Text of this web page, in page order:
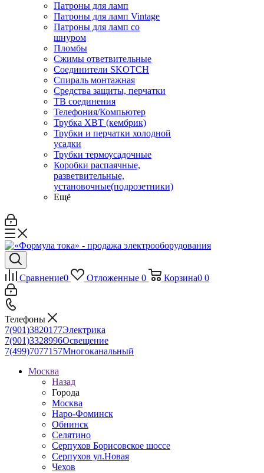
Патроны для ламп
Патроны для ламп Vintage
Патроны для ламп со
шнуром
Пломбы
Сжимы ответвительные
Соединители SKOTCH
Спираль монтажная
Средства защиты, перчатки
ТВ соединения
Телефония/Компьютер
Трубка ХВТ (кембрик)
Трубки и перчатки холодной
усадки
Трубки термоусадочные
Коробки распаячные,
разветвительные,
установочные(подрозетники)
Ещё
Сравнение0 Отложенные 0 Корзина0 0
Телефоны
7(901)3820177Электрика
7(901)3328996Освещение
7(499)7077157Многоканальный
Москва
Назад
Города
Москва
Наро-Фоминск
Обнинск
Селятино
Серпухов Борисовское шоссе
Серпухов ул.Новая
Чехов